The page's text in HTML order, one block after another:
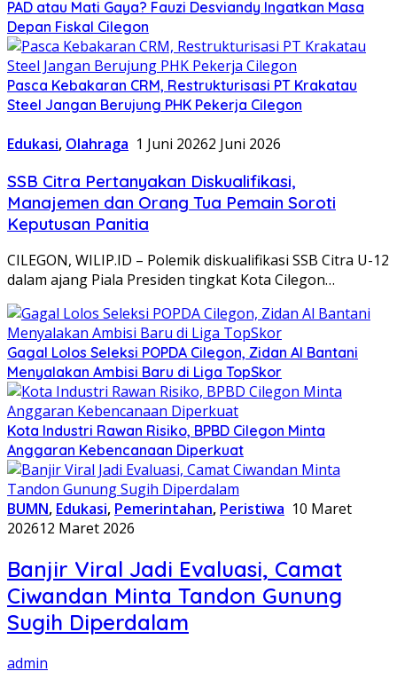
PAD atau Mati Gaya? Fauzi Desviandy Ingatkan Masa
Depan Fiskal Cilegon
Pasca Kebakaran CRM, Restrukturisasi PT Krakatau
Steel Jangan Berujung PHK Pekerja Cilegon
Edukasi, Olahraga 1 Juni 20262 Juni 2026
SSB Citra Pertanyakan Diskualifikasi,
Manajemen dan Orang Tua Pemain Soroti
Keputusan Panitia
CILEGON, WILIP.ID – Polemik diskualifikasi SSB Citra U-12
dalam ajang Piala Presiden tingkat Kota Cilegon…
Gagal Lolos Seleksi POPDA Cilegon, Zidan Al Bantani
Menyalakan Ambisi Baru di Liga TopSkor
Kota Industri Rawan Risiko, BPBD Cilegon Minta
Anggaran Kebencanaan Diperkuat
BUMN, Edukasi, Pemerintahan, Peristiwa 10 Maret
202612 Maret 2026
Banjir Viral Jadi Evaluasi, Camat
Ciwandan Minta Tandon Gunung
Sugih Diperdalam
admin